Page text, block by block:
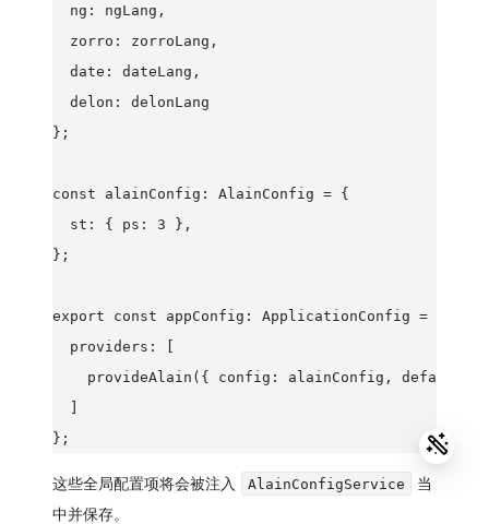
  ng: ngLang,
  zorro: zorroLang,
  date: dateLang,
  delon: delonLang
};
const alainConfig: AlainConfig = {
  st: { ps: 3 },
};
export const appConfig: ApplicationConfig = {
  providers: [
provideAlain({ config: alainConfig,
这些全局配置项将会被注入 AlainConfigService
当
中并保存。